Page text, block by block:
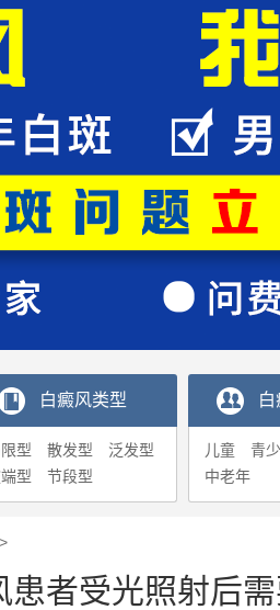
白癜风类型
型 散发型
泛发型
型
节段型
儿童 青
中老年
>
患者受光照射后